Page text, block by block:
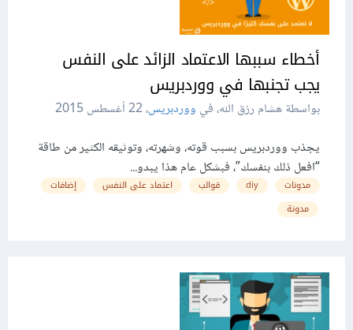
أخطاء سببها الاعتماد الزائد على النفس
يجب تجنبها في ووردبريس
بواسطة هشام رزق الله، في ووردبريس،22 أغسطس 2015
يجذب ووردبريس بسبب قوته، وشهرته، وتوثيقه الكثير من طاقة
“افعل ذلك بنفسك”، فبشكل عام هذا يبدو...
مدونات diy قوالب اعتماد على النفس
إضافات
مدونة